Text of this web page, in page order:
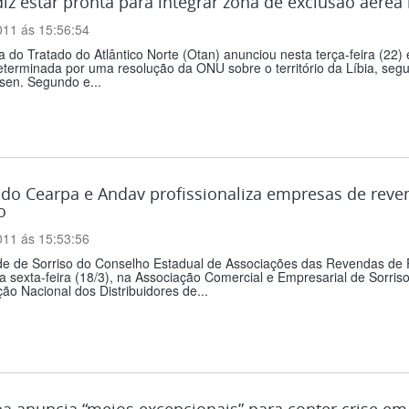
ás 15:56:54
do Tratado do Atlântico Norte (Otan) anunciou nesta terça-feira
por uma resolução da ONU sobre o território da Líbia,
Segundo e...
Cearpa e Andav profissionaliza empresas de
ás 15:53:56
de Sorriso do Conselho Estadual de Associações das Revendas
sexta-feira (18/3), na Associação Comercial e Empresarial de
Nacional dos Distribuidores de...